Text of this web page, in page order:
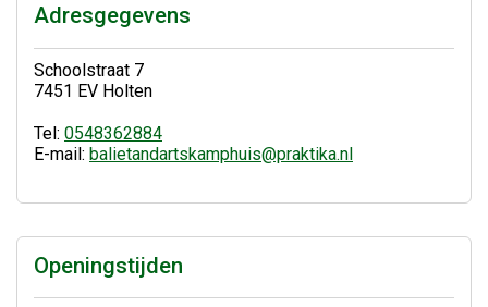
Adresgegevens
Schoolstraat 7
7451 EV Holten
Tel: 0548362884
E-mail: balietandartskamphuis@praktika.nl
Openingstijden